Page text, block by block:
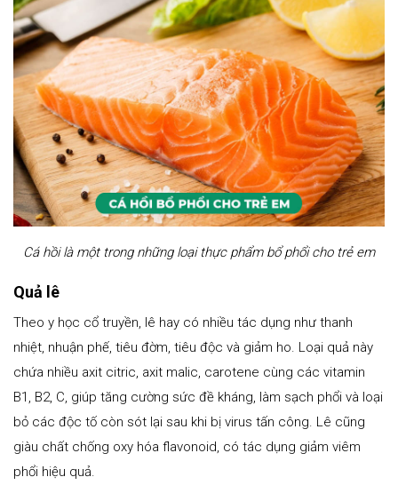
Cá hồi là một trong những loại thực phẩm bổ phổi cho trẻ em
Quả lê
Theo y học cổ truyền, lê hay có nhiều tác dụng như thanh
nhiệt, nhuận phế, tiêu đờm, tiêu độc và giảm ho. Loại quả này
chứa nhiều axit citric, axit malic, carotene cùng các vitamin
B1, B2, C, giúp tăng cường sức đề kháng, làm sạch phổi và loại
bỏ các độc tố còn sót lại sau khi bị virus tấn công. Lê cũng
giàu chất chống oxy hóa flavonoid, có tác dụng giảm viêm
phổi hiệu quả.